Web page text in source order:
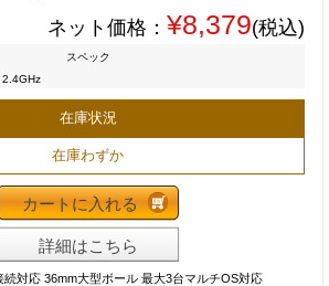
ネット価格： ¥8,379(税込)
スペック
在庫状況
在庫わずか
カートに入れる
詳細はこちら
対応 36mm大型ボール 最大3台マルチOS対応